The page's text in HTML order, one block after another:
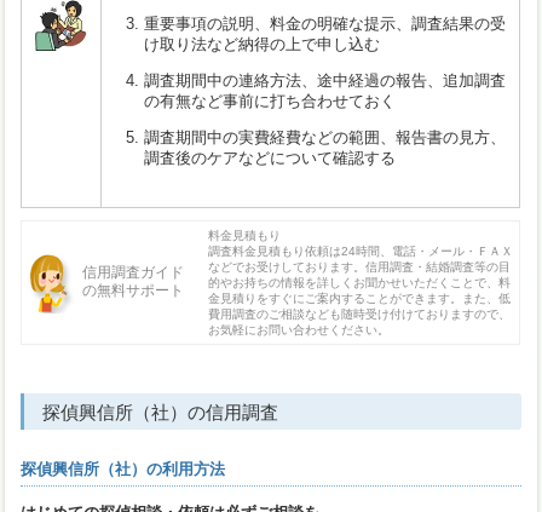
重要事項の説明、料金の明確な提示、調査結果の受
け取り法など納得の上で申し込む
調査期間中の連絡方法、途中経過の報告、追加調査
の有無など事前に打ち合わせておく
調査期間中の実費経費などの範囲、報告書の見方、
調査後のケアなどについて確認する
信用調査ガイド
の無料サポート
料金見積もり
調査料金見積もり依頼は24時間、電話・メール・ＦＡＸ
などでお受けしております。信用調査・結婚調査等の目
的やお持ちの情報を詳しくお聞かせいただくことで、料
金見積りをすぐにご案内することができます。また、低
費用調査のご相談なども随時受け付けておりますので、
お気軽にお問い合わせください。
探偵興信所（社）の信用調査
探偵興信所（社）の利用方法